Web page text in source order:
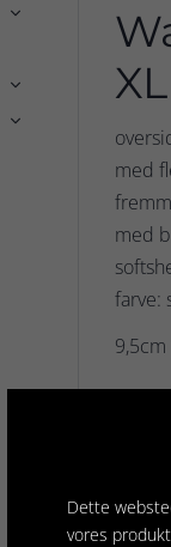



med
med
farve:
Dette
vores